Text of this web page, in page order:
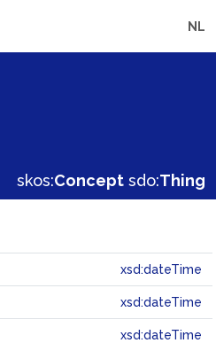
NL
skos:Concept sdo:Thing
xsd:dateTime
xsd:dateTime
xsd:dateTime